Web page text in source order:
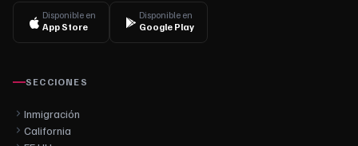
Disponible en
App Store
Disponible en
Google Play
SECCIONES
Inmigración
California